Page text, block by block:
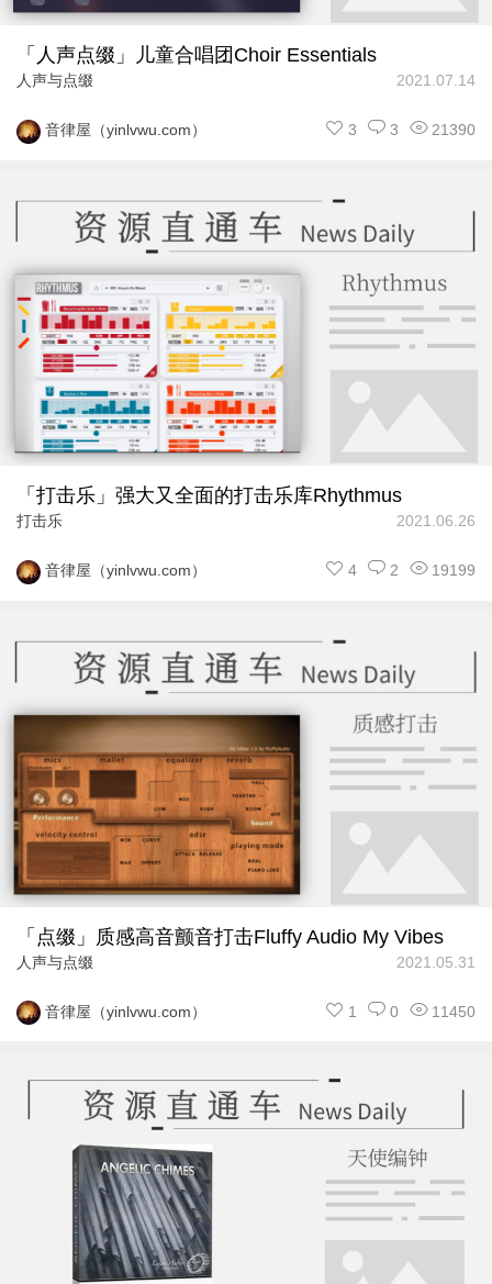
「人声点缀」儿童合唱团Choir Essentials
人声与点缀 2021.07.14
音律屋（yinlvwu.com） 21390
3
3
「打击乐」强大又全面的打击乐库Rhythmus
打击乐 2021.06.26
音律屋（yinlvwu.com） 19199
2
4
「点缀」质感高音颤音打击Fluffy Audio My Vibes
人声与点缀 2021.05.31
音律屋（yinlvwu.com） 11450
0
1